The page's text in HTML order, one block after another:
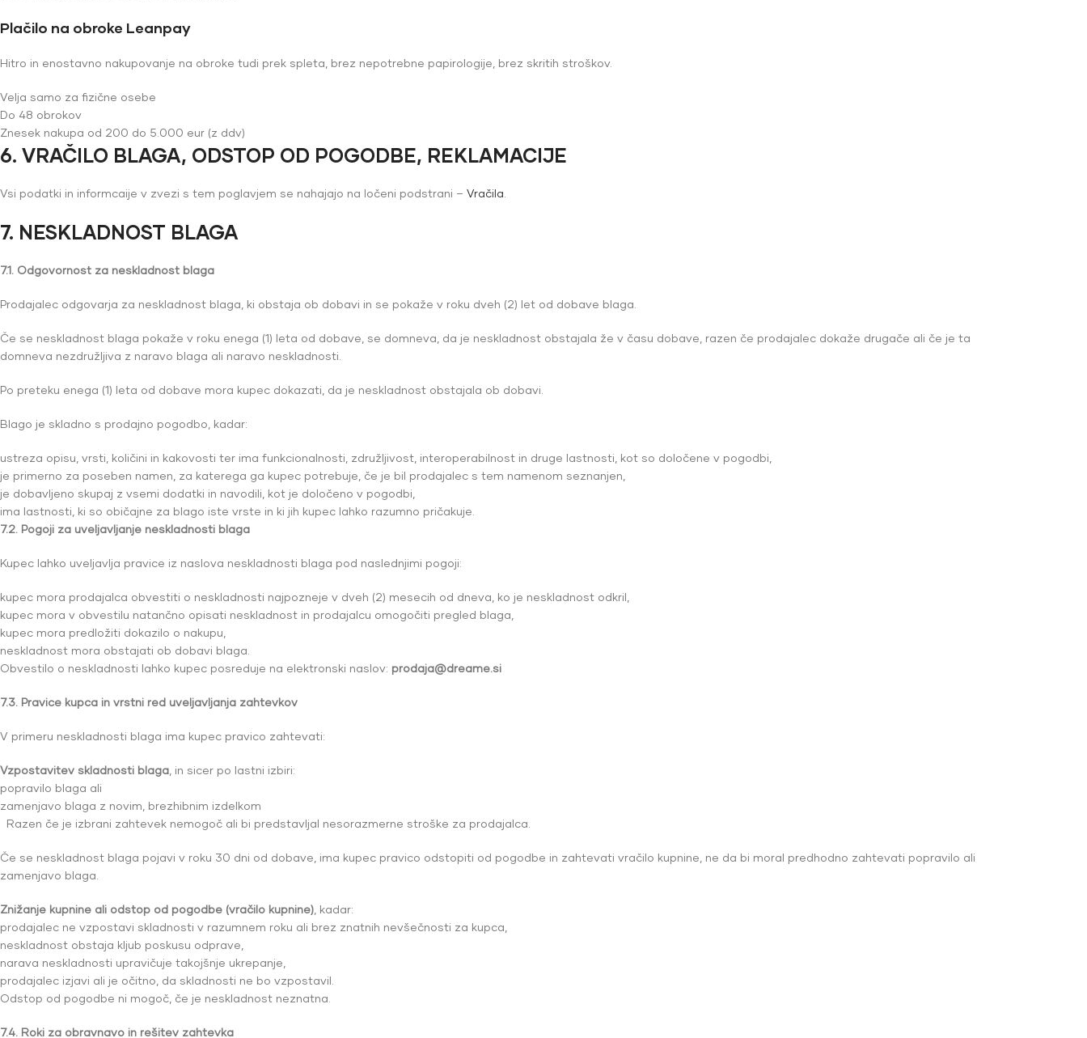
Plačilo na obroke Leanpay
Hitro in enostavno nakupovanje na obroke tudi prek spleta, brez nepotrebne papirologije, brez skritih stroškov.
Velja samo za fizične osebe
Do 48 obrokov
Znesek nakupa od 200 do 5.000 eur (z ddv)
6. VRAČILO BLAGA, ODSTOP OD POGODBE, REKLAMACIJE
Vsi podatki in informcaije v zvezi s tem poglavjem se nahajajo na ločeni podstrani – Vračila
7. NESKLADNOST BLAGA
7.1. Odgovornost za neskladnost blaga
Prodajalec odgovarja za neskladnost blaga, ki obstaja ob dobavi in se pokaže v roku dveh (2) let od dobave blaga.
Če se neskladnost blaga pokaže v roku enega (1) leta od dobave, se domneva, da je neskladnost obstajala že v času dobave, razen če prodajalec dokaže drugače ali če je ta
domneva nezdružljiva z naravo blaga ali naravo neskladnosti.
Po preteku enega (1) leta od dobave mora kupec dokazati, da je neskladnost obstajala ob dobavi.
Blago je skladno s prodajno pogodbo, kadar:
ustreza opisu, vrsti, količini in kakovosti ter ima funkcionalnosti, združljivost, interoperabilnost in druge lastnosti, kot so določene v pogodbi,
je primerno za poseben namen, za katerega ga kupec potrebuje, če je bil prodajalec s tem namenom seznanjen,
je dobavljeno skupaj z vsemi dodatki in navodili, kot je določeno v pogodbi,
ima lastnosti, ki so običajne za blago iste vrste in ki jih kupec lahko razumno pričakuje.
7.2. Pogoji za uveljavljanje neskladnosti blaga
Kupec lahko uveljavlja pravice iz naslova neskladnosti blaga pod naslednjimi pogoji:
kupec mora prodajalca obvestiti o neskladnosti najpozneje v dveh (2) mesecih od dneva, ko je neskladnost odkril,
kupec mora v obvestilu natančno opisati neskladnost in prodajalcu omogočiti pregled blaga,
kupec mora predložiti dokazilo o nakupu,
neskladnost mora obstajati ob dobavi blaga.
Obvestilo o neskladnosti lahko kupec posreduje na elektronski naslov: prodaja@dreame.si
7.3. Pravice kupca in vrstni red uveljavljanja zahtevkov
V primeru neskladnosti blaga ima kupec pravico zahtevati:
Vzpostavitev skladnosti blaga , in sicer po lastni izbiri:
popravilo blaga ali
zamenjavo blaga z novim, brezhibnim izdelkom
Razen če je izbrani zahtevek nemogoč ali bi predstavljal nesorazmerne stroške za prodajalca.
Če se neskladnost blaga pojavi v roku 30 dni od dobave, ima kupec pravico odstopiti od pogodbe in zahtevati vračilo kupnine, ne da bi moral predhodno zahtevati popravilo ali
zamenjavo blaga.
Znižanje kupnine ali odstop od pogodbe (vračilo kupnine) , kadar:
prodajalec ne vzpostavi skladnosti v razumnem roku ali brez znatnih nevšečnosti za kupca,
neskladnost obstaja kljub poskusu odprave,
narava neskladnosti upravičuje takojšnje ukrepanje,
prodajalec izjavi ali je očitno, da skladnosti ne bo vzpostavil.
Odstop od pogodbe ni mogoč, če je neskladnost neznatna.
7.4. Roki za obravnavo in rešitev zahtevka